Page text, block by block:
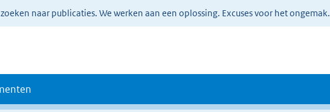
naar publicaties. We werken aan een oplossing. Excuses voor het ongemak.